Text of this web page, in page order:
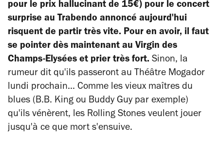
pour le prix hallucinant de 15€) pour le concert
surprise au Trabendo annoncé aujourd'hui
risquent de partir très vite. Pour en avoir, il faut
se pointer dès maintenant au Virgin des
Champs-Elysées et prier très fort. Sinon, la
rumeur dit qu'ils passeront au Théâtre Mogador
lundi prochain... Comme les vieux maîtres du
blues (B.B. King ou Buddy Guy par exemple)
qu'ils vénèrent, les Rolling Stones veulent jouer
jusqu'à ce que mort s'ensuive.